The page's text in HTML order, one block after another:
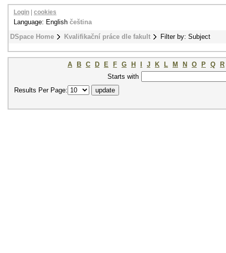
DSpace Home Kvalifikační práce dle fakult Filter by: Subject
Login cookies
Language: English čeština
A B C D E F G H J K L M N O P Q
R
Starts with
Results Per Page: